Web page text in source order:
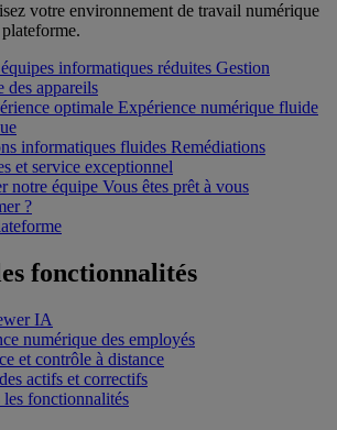
votre environnement de travail numérique
informatiques réduites Gestion
des appareils
optimale Expérience numérique fluide
informatiques fluides Remédiations
et service exceptionnel
notre équipe Vous êtes prêt à vous
?
fonctionnalités
IA
numérique des employés
et contrôle à distance
actifs et correctifs
fonctionnalités